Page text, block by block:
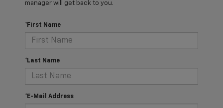
manager will get back to you.
*First Name
*Last Name
*E-Mail Address